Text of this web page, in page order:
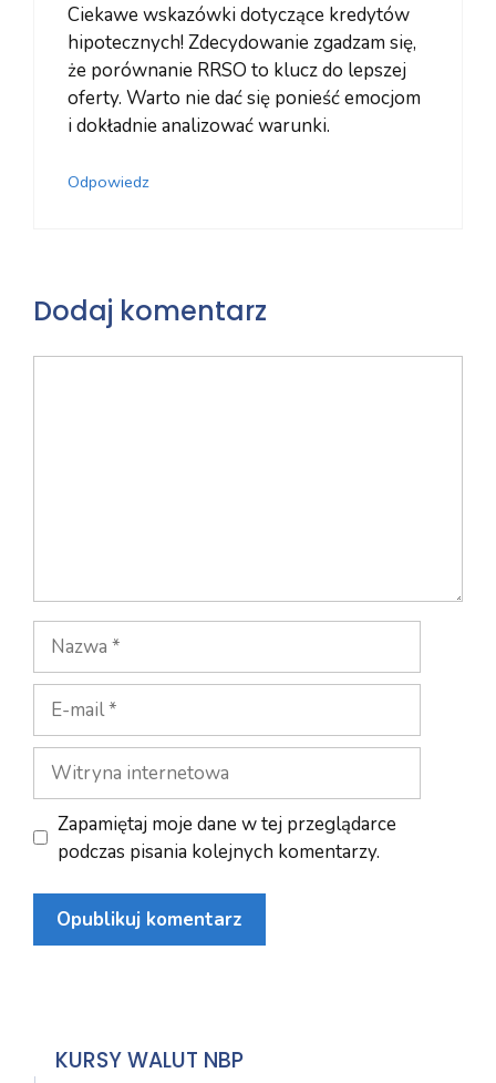
Ciekawe wskazówki dotyczące kredytów
hipotecznych! Zdecydowanie zgadzam się,
że porównanie RRSO to klucz do lepszej
oferty. Warto nie dać się ponieść emocjom
i dokładnie analizować warunki.
Odpowiedz
Dodaj komentarz
Nazwa
mail
Witryna
internetowa
Zapamiętaj moje dane w tej przeglądarce
podczas pisania kolejnych komentarzy.
KURSY WALUT NBP